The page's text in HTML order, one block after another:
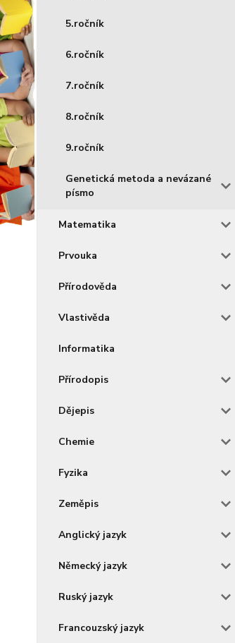
5.ročník
6.ročník
7.ročník
8.ročník
9.ročník
Genetická metoda a nevázané
písmo
Matematika
Prvouka
Přírodověda
Vlastivěda
Informatika
Přírodopis
Dějepis
Chemie
Fyzika
Zeměpis
Anglický jazyk
Německý jazyk
Ruský jazyk
Francouzský jazyk